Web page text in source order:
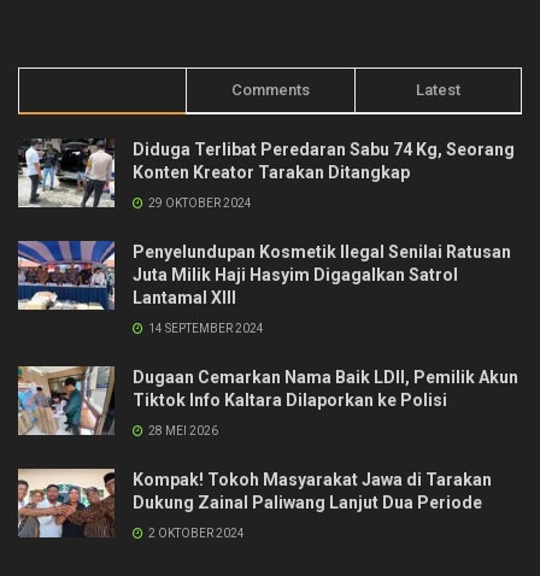
Comments Latest
Diduga Terlibat Peredaran Sabu 74 Kg, Seorang
Konten Kreator Tarakan Ditangkap
29 OKTOBER 2024
Penyelundupan Kosmetik Ilegal Senilai Ratusan
Juta Milik Haji Hasyim Digagalkan Satrol
Lantamal XIII
14 SEPTEMBER 2024
Dugaan Cemarkan Nama Baik LDII, Pemilik Akun
Tiktok Info Kaltara Dilaporkan ke Polisi
28 MEI 2026
Kompak! Tokoh Masyarakat Jawa di Tarakan
Dukung Zainal Paliwang Lanjut Dua Periode
2 OKTOBER 2024